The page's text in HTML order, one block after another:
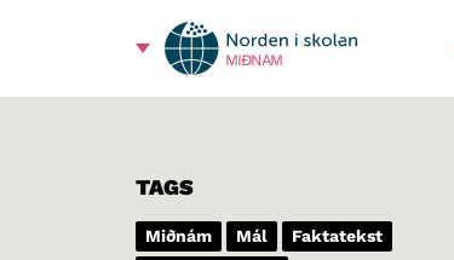
MIÐNÁM
TAGS
Miðnám Mál
Faktatekst